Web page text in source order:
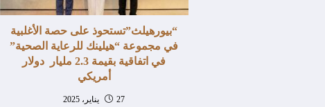
“بيورهيلث”تستحوذ على حصة الأغلبية
في مجموعة “هيلينك للرعاية الصحية”
في اتفاقية بقيمة 2.3 مليار دولار
أمريكي
27 يناير، 2025